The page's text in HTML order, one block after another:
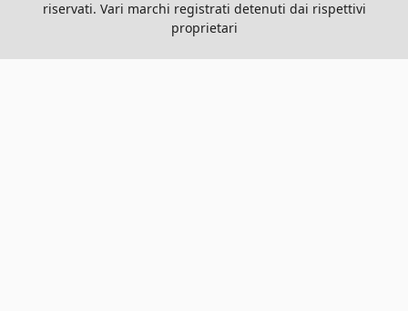
riservati. Vari marchi registrati detenuti dai rispettivi
proprietari